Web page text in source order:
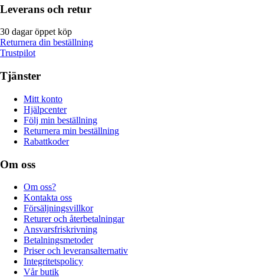
Leverans och retur
30 dagar öppet köp
Returnera din beställning
Trustpilot
Tjänster
Mitt konto
Hjälpcenter
Följ min beställning
Returnera min beställning
Rabattkoder
Om oss
Om oss?
Kontakta oss
Försäljningsvillkor
Returer och återbetalningar
Ansvarsfriskrivning
Betalningsmetoder
Priser och leveransalternativ
Integritetspolicy
Vår butik